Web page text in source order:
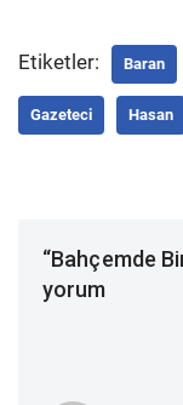
Etiketler: Baran
Gazeteci Hasan
“Bahçemde
yorum